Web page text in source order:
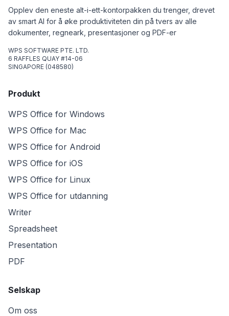
Opplev den eneste alt-i-ett-kontorpakken du trenger, drevet
av smart AI for å øke produktiviteten din på tvers av alle
dokumenter, regneark, presentasjoner og PDF-er
WPS SOFTWARE PTE. LTD.
6 RAFFLES QUAY #14-06
SINGAPORE (048580)
Produkt
WPS Office for Windows
WPS Office for Mac
WPS Office for Android
WPS Office for iOS
WPS Office for Linux
WPS Office for utdanning
Writer
Spreadsheet
Presentation
PDF
Selskap
Om oss